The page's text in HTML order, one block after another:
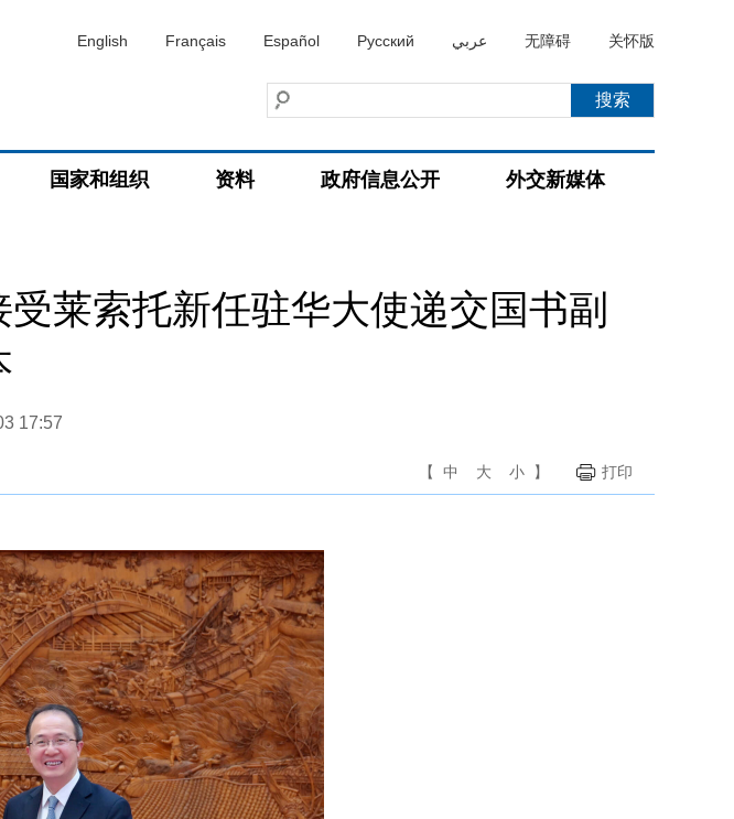
English Français Español Русский عربي 无障碍 关怀版
国家和组织 资料 政府信息公开 外交新媒体
莱索托新任驻华大使递交国书副
17:57
【 中 大 小 】 打印